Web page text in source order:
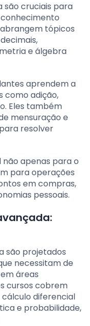
são cruciais para
tópicos
e álgebra
aprendem a
como adição,
Eles também
mensuração e
resolver
apenas para o
para operações
em compras,
pessoais.
são projetados
necessitam de
áreas
cursos cobrem
diferencial
e probabilidade,